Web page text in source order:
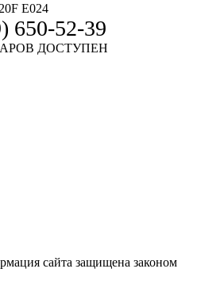
E024​​​​​​​
650-52-39
ДОСТУПЕН
сайта защищена законом